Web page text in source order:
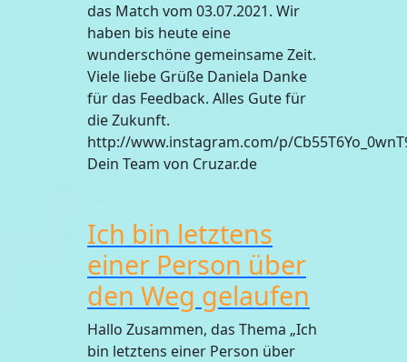
das Match vom 03.07.2021. Wir
haben bis heute eine
wunderschöne gemeinsame Zeit.
Viele liebe Grüße Daniela Danke
für das Feedback. Alles Gute für
die Zukunft.
http://www.instagram.com/p/
Dein Team von Cruzar.de
Ich bin letztens
einer Person über
den Weg gelaufen
Hallo Zusammen, das Thema „Ich
bin letztens einer Person über